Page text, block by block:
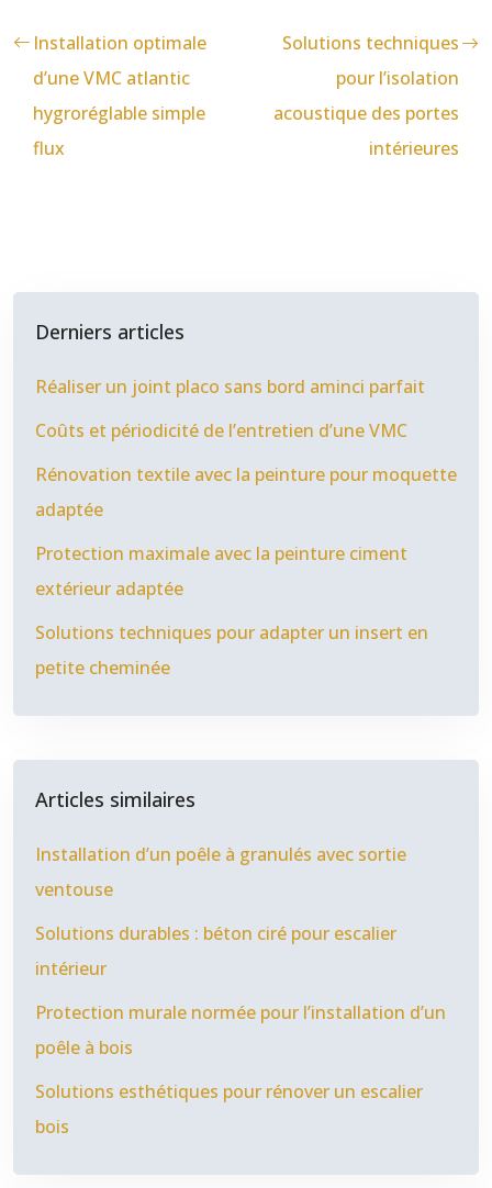
Installation optimale
d’une VMC atlantic
hygroréglable simple
flux
Solutions techniques
pour l’isolation
acoustique des portes
intérieures
Derniers articles
Réaliser un joint placo sans bord aminci parfait
Coûts et périodicité de l’entretien d’une VMC
Rénovation textile avec la peinture pour moquette
adaptée
Protection maximale avec la peinture ciment
extérieur adaptée
Solutions techniques pour adapter un insert en
petite cheminée
Articles similaires
Installation d’un poêle à granulés avec sortie
ventouse
Solutions durables : béton ciré pour escalier
intérieur
Protection murale normée pour l’installation d’un
poêle à bois
Solutions esthétiques pour rénover un escalier
bois